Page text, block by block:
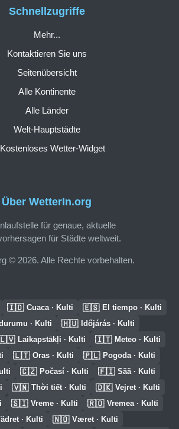
Über WetterIn.org
für genaue, aktuelle
für Städte weltweit.
© 2026. Alle Rechte vorbehalten.
Schnellzugriffe
Mehr...
Kontaktieren Sie uns
Seitenübersicht
Alle Kontinente
Alle Länder
Welt-Hauptstädte
Wetter-Widget
🇮🇩 Cuaca · Kulti 🇪🇸 El tiempo · Kulti
· Kulti 🇭🇺 Időjárás · Kulti
Laikapstākļi · Kulti 🇮🇹 Meteo · Kulti
🇱🇹 Oras · Kulti 🇵🇱 Pogoda · Kulti
🇨🇿 Počasí · Kulti 🇫🇮 Sää · Kulti
🇻🇳 Thời tiết · Kulti 🇩🇰 Vejret · Kulti
🇸🇮 Vreme · Kulti 🇷🇴 Vremea · Kulti
· Kulti 🇳🇴 Været · Kulti